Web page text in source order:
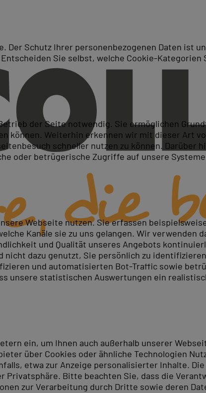
Access Schulungen
durch unsere maßgeschneidertenAccess
Fortgeschrittene, die ihre Fähigkeiten in der
und steigern Sie Ihre Kompetenzen im
Sie Ihre Karrierechancen noch heute!
München
Der Schutz Ihrer personenbezogenen Daten ist
Sie selbst, welche Cookie-
der Seite notwendig. Sie ermöglichen
können. Weiterhin erkennen wir mit dieser Art
schneller nutzen zu können. Darüber
oder betrügerische Zugriffe auf unsere
Webseite nutzen. Sie erfassen
Kanäle sie zu uns gelangen. Wir verwenden
und Qualität unseres Angebots
dazu genutzt, Sie persönlich zu
und automatisierten Bot-Traffic sowie
unsere statistischen Auswertungen ein
ein, um Ihnen auch außerhalb unserer
über Cookies oder ähnliche Technologien
etwa zur Anzeige personalisierter Inhalte.
Privatsphäre. Bitte beachten Sie, dass die
zur Verarbeitung durch Dritte sowie deren